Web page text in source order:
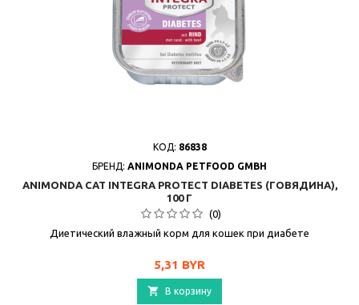
КОД: 86838
БРЕНД: ANIMONDA PETFOOD GMBH
ANIMONDA CAT INTEGRA PROTECT DIABETES (ГОВЯДИНА),
100 Г
(0)
Диетический влажный корм для кошек при диабете
Цена
5,31 BYR
 В корзину